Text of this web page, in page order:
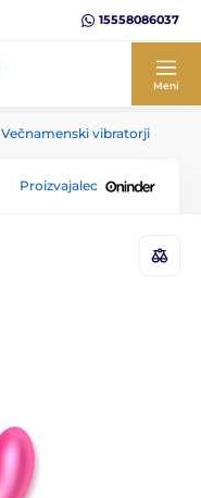
15558086037
Meni
Večnamenski vibratorji
Proizvajalec